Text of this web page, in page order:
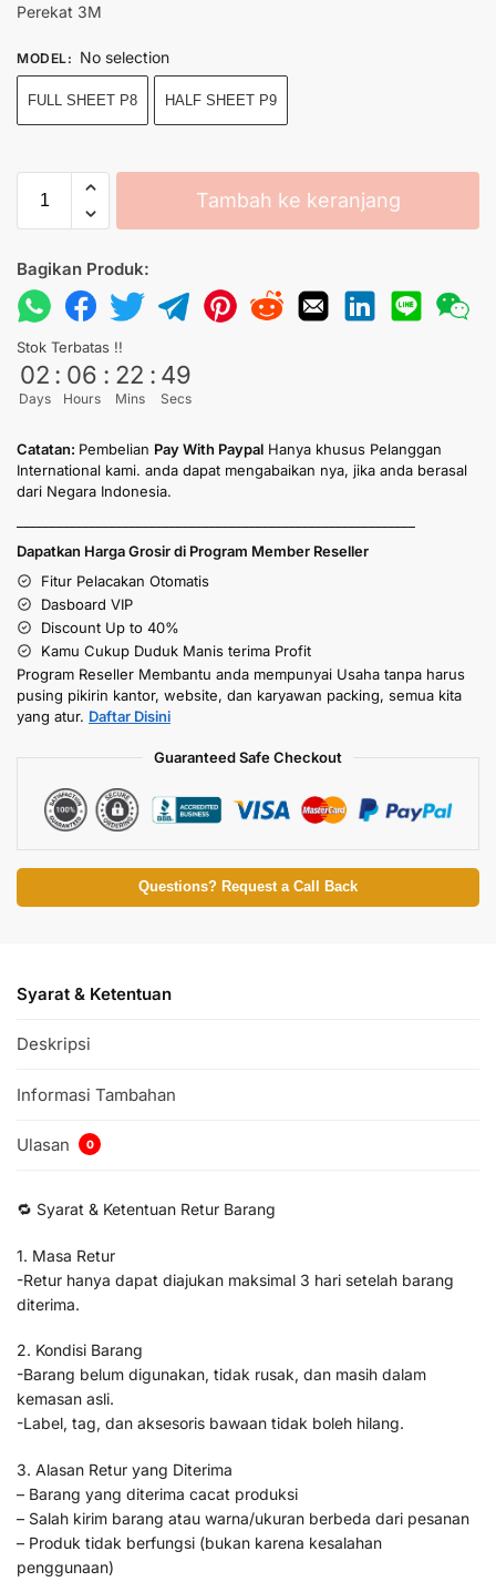
Perekat 3M
MODEL : No selection
FULL SHEET P8 HALF SHEET P9
Tambah ke keranjang
Bagikan Produk:
Stok Terbatas !!
02
Days
: 06
Hours
: 22
Mins
: 49
Secs
Catatan: Pembelian Pay With Paypal Hanya khusus Pelanggan
International kami. anda dapat mengabaikan nya, jika anda berasal
dari Negara Indonesia.
Dapatkan Harga Grosir di Program Member Reseller
Fitur Pelacakan Otomatis
Dasboard VIP
Discount Up to 40%
Kamu Cukup Duduk Manis terima Profit
Program Reseller Membantu anda mempunyai Usaha tanpa harus
pusing pikirin kantor, website, dan karyawan packing, semua kita
yang atur. Daftar Disini
Guaranteed Safe Checkout
Questions? Request a Call Back
Syarat & Ketentuan
Deskripsi
Informasi Tambahan
Ulasan 0
🔁 Syarat & Ketentuan Retur Barang
1. Masa Retur
-Retur hanya dapat diajukan maksimal 3 hari setelah barang
diterima.
2. Kondisi Barang
-Barang belum digunakan, tidak rusak, dan masih dalam
kemasan asli.
-Label, tag, dan aksesoris bawaan tidak boleh hilang.
3. Alasan Retur yang Diterima
– Barang yang diterima cacat produksi
– Salah kirim barang atau warna/ukuran berbeda dari pesanan
– Produk tidak berfungsi (bukan karena kesalahan
penggunaan)